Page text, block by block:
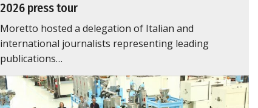
2026 press tour
Moretto hosted a delegation of Italian and
international journalists representing leading
publications…